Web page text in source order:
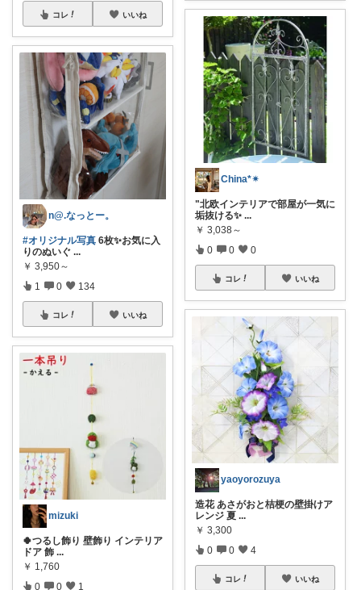
コレ いいね
n@.なっとー。
#オリジナル写真 6枚✨お気に入
りのぬいぐ ...
￥ 3,950～
1 0 134
コレ いいね
mizuki
🍀つるし飾り 壁飾り インテリア
ドア 飾 ...
￥ 1,760
0 0 1
China*✴︎
"北欧インテリアで部屋が一気に
垢抜ける✨ ...
￥ 3,038～
0 0 0
コレ いいね
yaoyorozuya
造花 あさがおと桔梗の壁掛けア
レンジ 夏 ...
￥ 3,300
0 0 4
コレ いいね